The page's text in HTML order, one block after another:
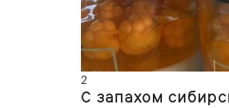
2
С запахом